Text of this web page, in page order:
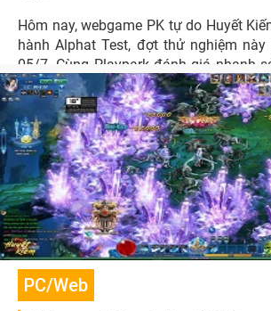
Hôm nay, webgame PK tự do Huyết
hành Alphat Test, đợt thử nghiệm này
05/7. Cùng Playpark đánh giá nhanh
VNG nhé.
PC/Web